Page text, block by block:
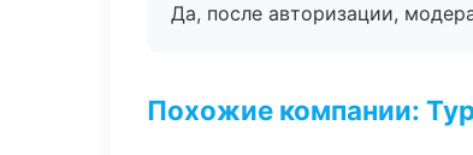
Да, после авторизации,
Похожие компании: